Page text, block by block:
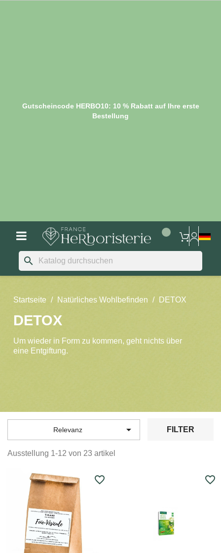
Gutscheincode HERBO10: 10 % Rabatt auf Ihre erste
Bestellung
search
Startseite Natürliches Wohlbefinden DETOX
DETOX
Um wieder in Form zu kommen, geht nichts über
eine Entgiftung.
Relevanz  FILTER
Ausstellung 1-12 von 23 artikel
favorite_border favorite_border